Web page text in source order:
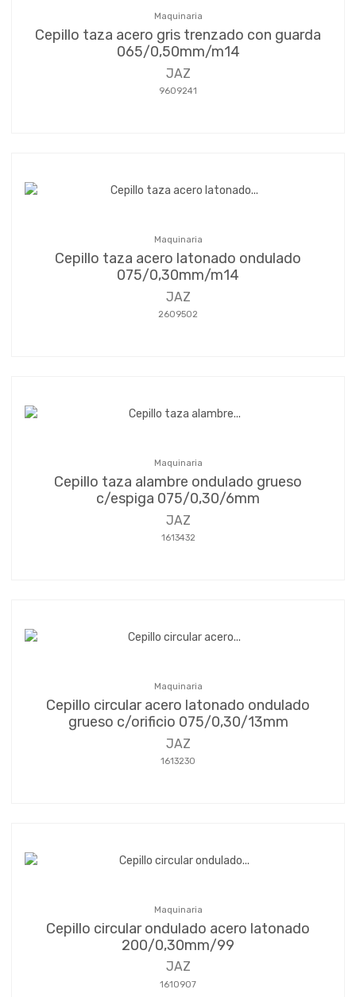
Maquinaria
Cepillo taza acero gris trenzado con guarda
065/0,50mm/m14
JAZ
9609241
Maquinaria
Cepillo taza acero latonado ondulado
075/0,30mm/m14
JAZ
2609502
Maquinaria
Cepillo taza alambre ondulado grueso
c/espiga 075/0,30/6mm
JAZ
1613432
Maquinaria
Cepillo circular acero latonado ondulado
grueso c/orificio 075/0,30/13mm
JAZ
1613230
Maquinaria
Cepillo circular ondulado acero latonado
200/0,30mm/99
JAZ
1610907